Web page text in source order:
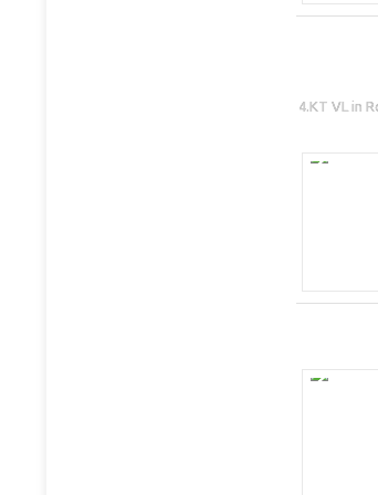
4.KT VL in